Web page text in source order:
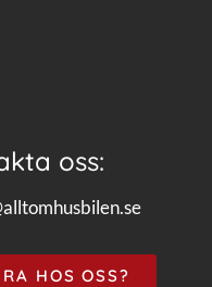
oss:
HOS OSS?